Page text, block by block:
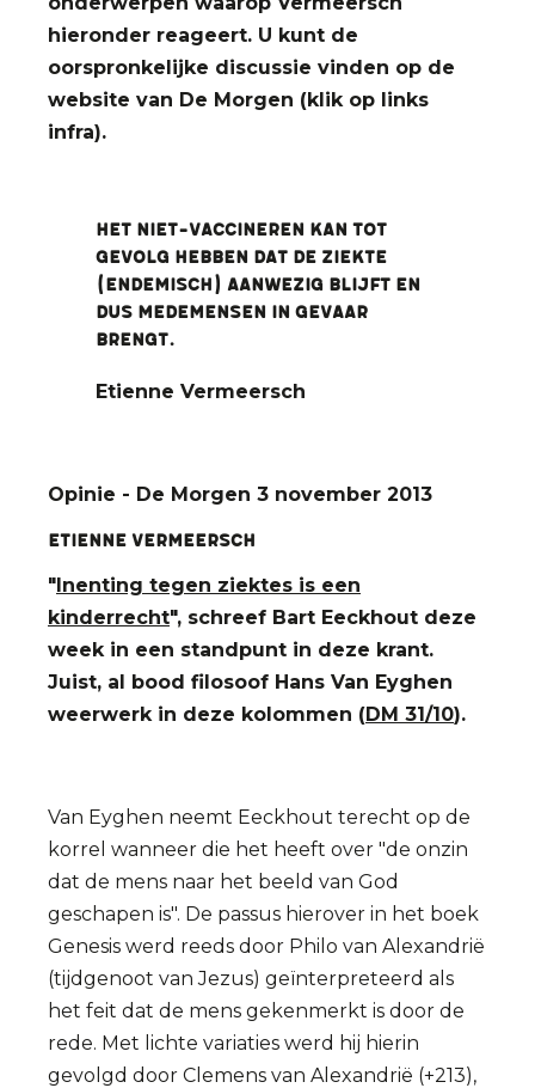
hieronder reageert. U kunt de
oorspronkelijke discussie vinden op de
website van De Morgen (klik op links
infra).
Het niet-vaccineren kan tot
gevolg hebben dat de ziekte
(endemisch) aanwezig blijft en
dus medemensen in gevaar
brengt.
Etienne Vermeersch
Opinie - De Morgen 3 november 2013
Etienne Vermeersch
"Inenting tegen ziektes is een
kinderrecht", schreef Bart Eeckhout deze
week in een standpunt in deze krant.
Juist, al bood filosoof Hans Van Eyghen
weerwerk in deze kolommen (DM 31/10).
Van Eyghen neemt Eeckhout terecht op de
korrel wanneer die het heeft over "de onzin
dat de mens naar het beeld van God
geschapen is". De passus hierover in het boek
Genesis werd reeds door Philo van Alexandrië
(tijdgenoot van Jezus) geïnterpreteerd als
het feit dat de mens gekenmerkt is door de
rede. Met lichte variaties werd hij hierin
gevolgd door Clemens van Alexandrië (+213),